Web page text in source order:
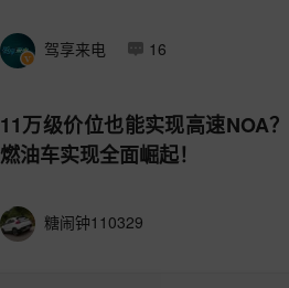
驾享来电 16
11万级价位也能实现高速NOA
燃油车实现全面崛起！
糖闹钟110329